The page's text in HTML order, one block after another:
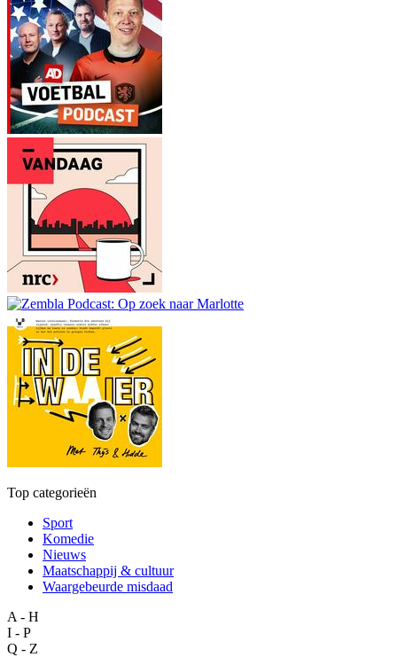
Top categorieën
Sport
Komedie
Nieuws
Maatschappij & cultuur
Waargebeurde misdaad
A - H
I - P
Q - Z